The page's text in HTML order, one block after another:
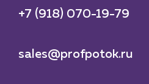
+7 (918) 070-19-79
sales@profpotok.ru